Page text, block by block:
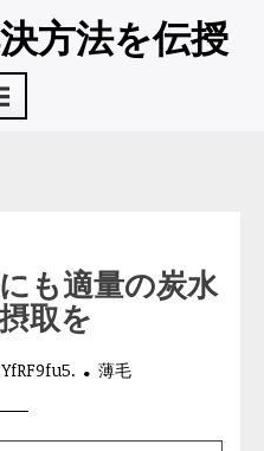
方法を伝授
も適量の炭水
取を
YfRF9fu5. 薄毛